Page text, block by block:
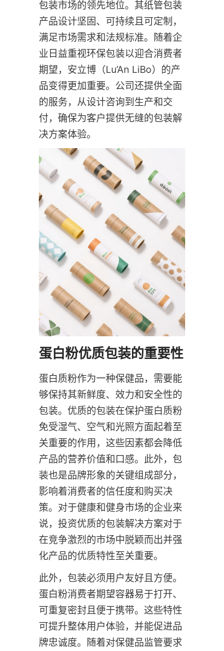
包装市场的领先地位。其纸管包装
产品设计坚固、可持续且可定制，
满足市场需求和法规标准。随着企
业日益重视环保包装以迎合消费者
期望，安立博（Lu’An LiBo）的产
品变得更加重要。公司还提供全面
的服务，从设计咨询到生产和交
付，确保为客户提供无缝的包装解
决方案体验。
蛋白质粉作为一种保健品，需要能
够保持其新鲜度、效力和安全性的
包装。优质的包装在保护蛋白质粉
免受湿气、空气和光照方面起着至
关重要的作用，这些因素都会降低
产品的营养价值和口感。此外，包
装也是品牌形象的关键组成部分，
影响着消费者的信任度和购买决
策。对于健康和健身市场的企业来
说，投资优质的包装解决方案对于
在竞争激烈的市场中脱颖而出并强
化产品的优质特性至关重要。
此外，包装必须用户友好且方便。
蛋白粉消费者期望容器易于打开、
可重复密封且便于携带。这些特性
可提升整体用户体验，并能促进品
牌忠诚度。随着对保健品监管要求